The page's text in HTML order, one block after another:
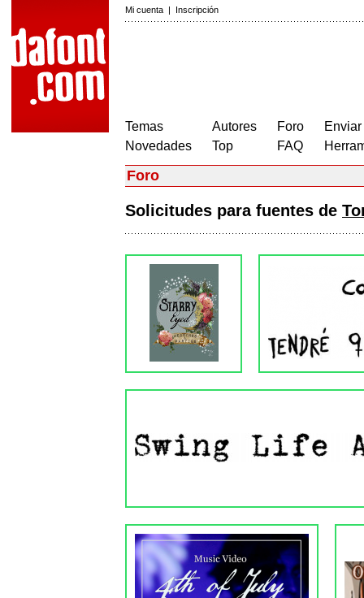
Mi cuenta | Inscripción
Temas
Novedades
Autores
Top
Foro
FAQ
Foro
Solicitudes para fuentes de